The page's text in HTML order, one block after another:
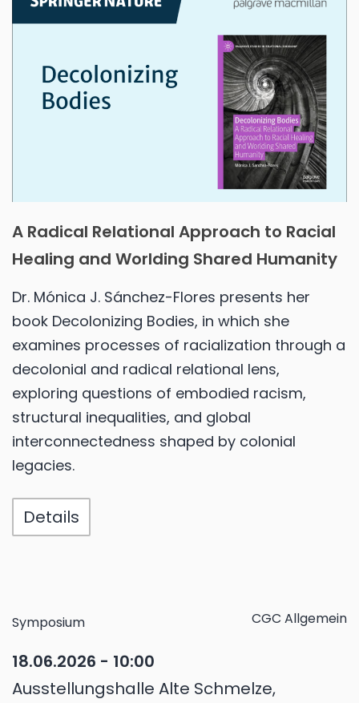
A Radical Relational Approach to Racial
Healing and Worlding Shared Humanity
Dr. Mónica J. Sánchez-Flores presents her
book Decolonizing Bodies, in which she
examines processes of racialization through a
decolonial and radical relational lens,
exploring questions of embodied racism,
structural inequalities, and global
interconnectedness shaped by colonial
legacies.
Details
Symposium CGC Allgemein
18.06.2026 - 10:00
Ausstellungshalle Alte Schmelze,